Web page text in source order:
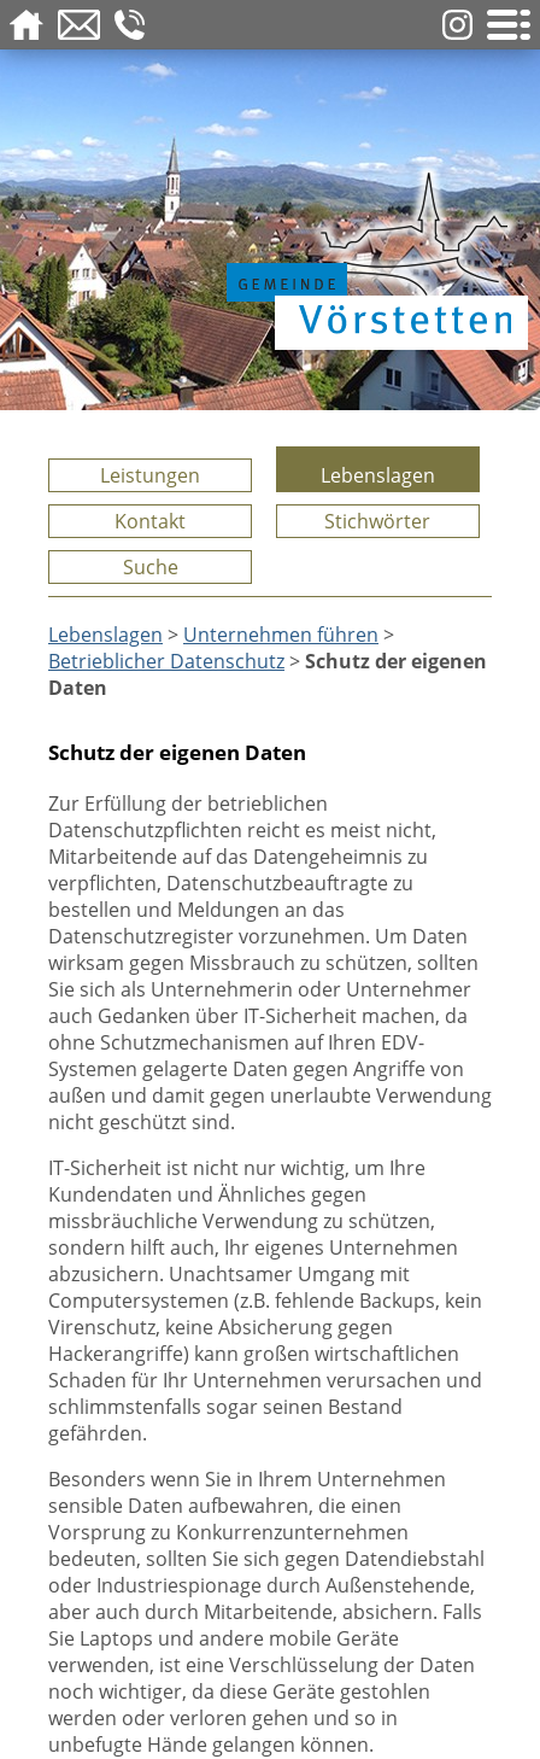
Leistungen
Lebenslagen
Kontakt
Stichwörter
Suche
Lebenslagen > Unternehmen führen >
Betrieblicher Datenschutz>Schutz der eigenen
Daten
Schutz der eigenen Daten
Zur Erfüllung der betrieblichen
Datenschutzpflichten reicht es meist nicht,
Mitarbeitende auf das Datengeheimnis zu
verpflichten, Datenschutzbeauftragte zu
bestellen und Meldungen an das
Datenschutzregister vorzunehmen. Um Daten
wirksam gegen Missbrauch zu schützen, sollten
Sie sich als Unternehmerin oder Unternehmer
auch Gedanken über IT-Sicherheit machen, da
ohne Schutzmechanismen auf Ihren EDV-
Systemen gelagerte Daten gegen Angriffe von
außen und damit gegen unerlaubte Verwendung
nicht geschützt sind.
IT-Sicherheit ist nicht nur wichtig, um Ihre
Kundendaten und Ähnliches gegen
missbräuchliche Verwendung zu schützen,
sondern hilft auch, Ihr eigenes Unternehmen
abzusichern. Unachtsamer Umgang mit
Computersystemen (z.B. fehlende Backups, kein
Virenschutz, keine Absicherung gegen
Hackerangriffe) kann großen wirtschaftlichen
Schaden für Ihr Unternehmen verursachen und
schlimmstenfalls sogar seinen Bestand
gefährden.
Besonders wenn Sie in Ihrem Unternehmen
sensible Daten aufbewahren, die einen
Vorsprung zu Konkurrenzunternehmen
bedeuten, sollten Sie sich gegen Datendiebstahl
oder Industriespionage durch Außenstehende,
aber auch durch Mitarbeitende, absichern. Falls
Sie Laptops und andere mobile Geräte
verwenden, ist eine Verschlüsselung der Daten
noch wichtiger, da diese Geräte gestohlen
werden oder verloren gehen und so in
unbefugte Hände gelangen können.